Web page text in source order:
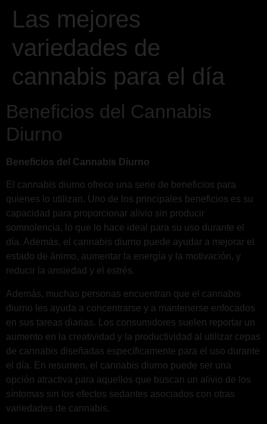
Las mejores
variedades de
cannabis para el día
Beneficios del Cannabis
Diurno
Beneficios del Cannabis Diurno
El cannabis diurno ofrece una serie de beneficios para
quienes lo utilizan. Uno de los principales beneficios es su
capacidad para proporcionar alivio sin producir
somnolencia, lo que lo hace ideal para su uso durante el
día. Además, el cannabis diurno puede ayudar a mejorar el
estado de ánimo, aumentar la energía y la motivación, y
reducir la ansiedad y el estrés.
Además, muchas personas encuentran que el cannabis
diurno les ayuda a concentrarse y a mantenerse enfocados
en sus tareas diarias. Los consumidores suelen reportar un
aumento en la creatividad y la productividad al utilizar cepas
de cannabis diseñadas específicamente para el uso durante
el día. En resumen, el cannabis diurno puede ser una
opción atractiva para aquellos que buscan un alivio de los
síntomas sin los efectos sedantes asociados con otras
variedades de cannabis.